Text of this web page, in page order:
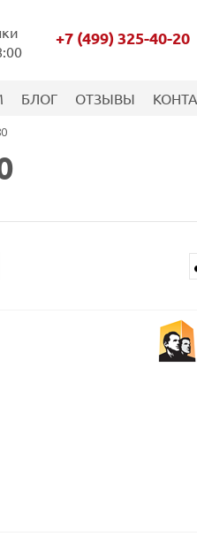
+7 (499) 325-40-20
БЛОГ ОТЗЫВЫ